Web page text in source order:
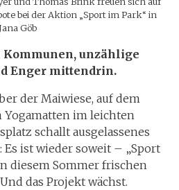
bei der Aktion „Sport im Park“ in
Göb
Kommunen, unzählige
Enger mittendrin.
der Maiwiese, auf dem
im leichten
schallt ausgelassenes
ist wieder soweit – „Sport
diesem Sommer frischen
das Projekt wächst.